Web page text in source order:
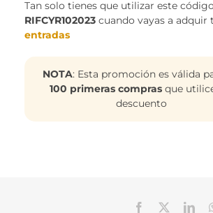
Tan solo tienes que utilizar este
RIFCYR102023 cuando vayas a adquir
entradas
NOTA: Esta promoción es válida
100 primeras comprasque
descuento
Facebook